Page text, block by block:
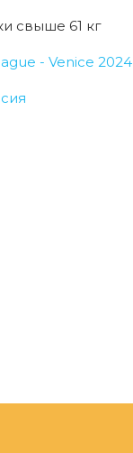
свыше 61 кг
- Venice 2024